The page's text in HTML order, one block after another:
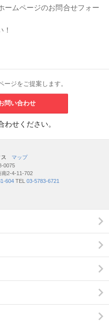
ームページのお問合せフォー
ジをご提案します。
問い合わせ
わせください。
マップ
0075
2-4-11-702
604 TEL 03-5783-6721